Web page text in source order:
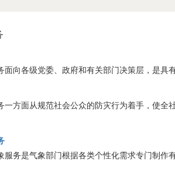
向各级党委、政府和有关部门决策层，是具
面从规范社会公众的防灾行为着手，使全
务是气象部门根据各类个性化需求专门制作